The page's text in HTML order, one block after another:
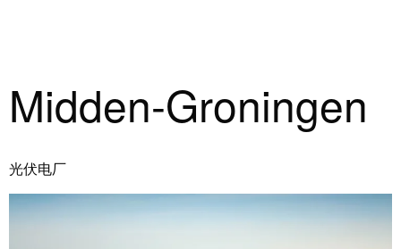
网
工
获
2022
国
创
Midden-Groningen
光伏电厂